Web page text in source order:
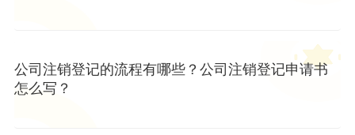
公司注销登记的流程有哪些？公司注销登记申请书
怎么写？